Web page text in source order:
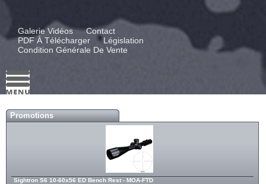
Galerie Vidéos
Contact
PDF À Télécharger
Législation
Condition Générale De Vente
Promotions
Sightron S6 10-60x56 ED Bench Rest - MOA-FTD